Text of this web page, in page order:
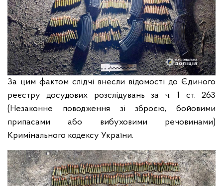
За цим фактом слідчі внесли відомості до Єдиного
реєстру досудових розслідувань за ч. 1 ст. 263
(Незаконне поводження зі зброєю, бойовими
припасами або вибуховими речовинами)
Кримінального кодексу України.